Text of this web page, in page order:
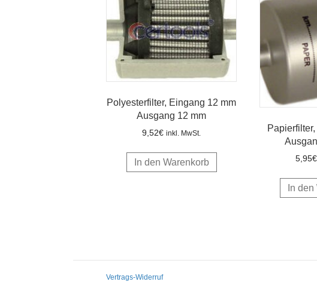
Polyesterfilter, Eingang 12 mm
Ausgang 12 mm
9,52€ inkl. MwSt.
In den Warenkorb 5,95€
In
Vertrags-Widerruf